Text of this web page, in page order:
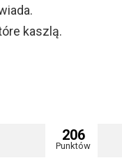
kaszlą.
206
Punktów